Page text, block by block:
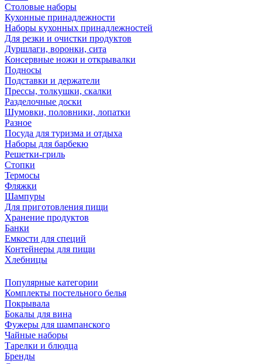
Столовые наборы
Кухонные принадлежности
Наборы кухонных принадлежностей
Для резки и очистки продуктов
Дуршлаги, воронки, сита
Консервные ножи и открывалки
Подносы
Подставки и держатели
Прессы, толкушки, скалки
Разделочные доски
Шумовки, половники, лопатки
Разное
Посуда для туризма и отдыха
Наборы для барбекю
Решетки-гриль
Стопки
Термосы
Фляжки
Шампуры
Для приготовления пищи
Хранение продуктов
Банки
Емкости для специй
Контейнеры для пищи
Хлебницы
Популярные категории
Комплекты постельного белья
Покрывала
Бокалы для вина
Фужеры для шампанского
Чайные наборы
Тарелки и блюдца
Бренды